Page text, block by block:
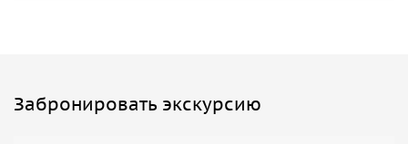
Забронировать экскурсию